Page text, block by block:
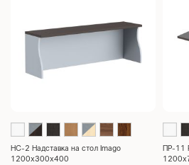
НС-2 Надставка на стол Imago
1200х300х400
ПР-11